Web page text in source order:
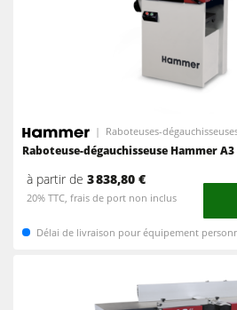
Raboteuses-
Raboteuse-dégauchisseuse Hammer A3
à partir de3 838,80 €
20% TTC, frais de port non inclus
Délai de livraison pour équipement